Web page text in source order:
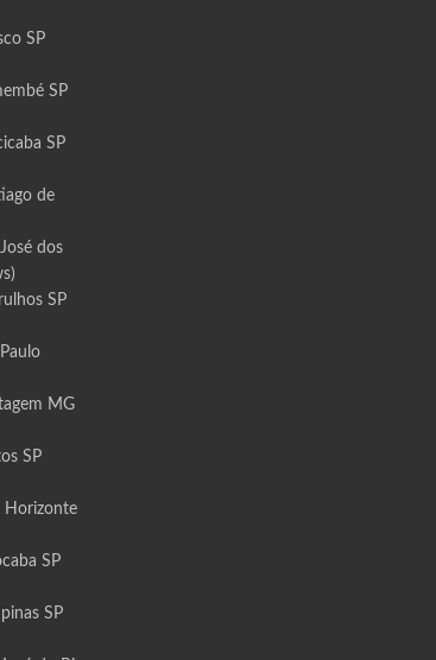
SP
SP
SP
de
dos
SP
MG
SP
Horizonte
SP
SP